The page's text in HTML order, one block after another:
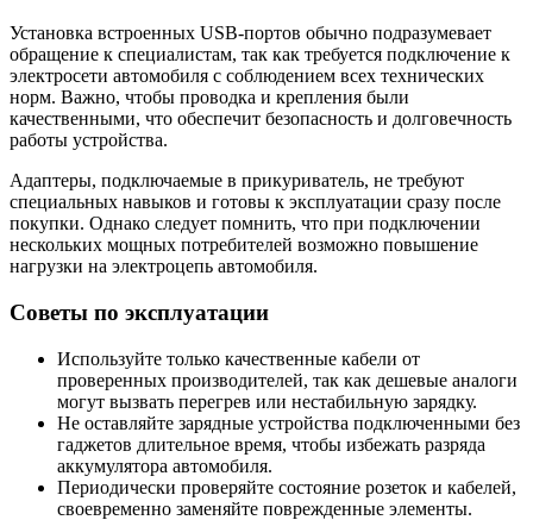
Установка встроенных USB-портов обычно подразумевает
обращение к специалистам, так как требуется подключение к
электросети автомобиля с соблюдением всех технических
норм. Важно, чтобы проводка и крепления были
качественными, что обеспечит безопасность и долговечность
работы устройства.
Адаптеры, подключаемые в прикуриватель, не требуют
специальных навыков и готовы к эксплуатации сразу после
покупки. Однако следует помнить, что при подключении
нескольких мощных потребителей возможно повышение
нагрузки на электроцепь автомобиля.
Советы по эксплуатации
Используйте только качественные кабели от
проверенных производителей, так как дешевые аналоги
могут вызвать перегрев или нестабильную зарядку.
Не оставляйте зарядные устройства подключенными без
гаджетов длительное время, чтобы избежать разряда
аккумулятора автомобиля.
Периодически проверяйте состояние розеток и кабелей,
своевременно заменяйте поврежденные элементы.